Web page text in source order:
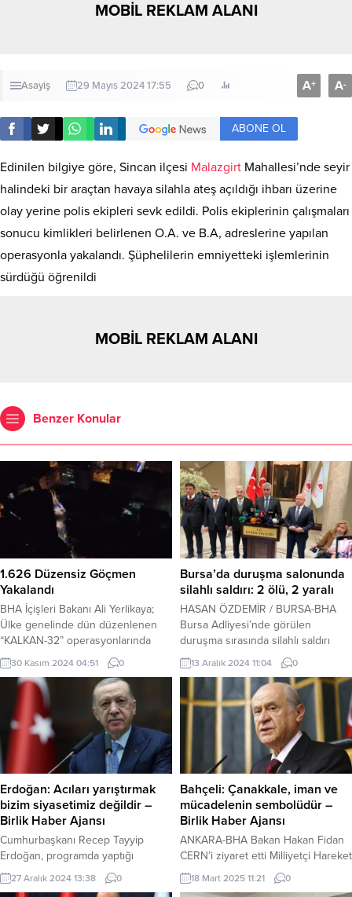
MOBİL REKLAM ALANI
Asayiş 29 Mayıs 2024 17:55 0 A+ A-
ABONE OL
Edinilen bilgiye göre, Sincan ilçesi Malazgirt Mahallesi’nde seyir
halindeki bir araçtan havaya silahla ateş açıldığı ihbarı üzerine
olay yerine polis ekipleri sevk edildi. Polis ekiplerinin çalışmaları
sonucu kimlikleri belirlenen O.A. ve B.A, adreslerine yapılan
operasyonla yakalandı. Şüphelilerin emniyetteki işlemlerinin
sürdüğü öğrenildi
MOBİL REKLAM ALANI
Benzer Konular
1.626 Düzensiz Göçmen
Yakalandı
BHA İçişleri Bakanı Ali Yerlikaya;
Ülke genelinde dün düzenlenen
“KALKAN-32” operasyonlarında
13’ü yabancı uyruklu olmak üzere
toplam: 55 göçmen kaçakçılığı
organizatörü ve 1.626 düzensiz
göçmen yakalandığını açıkladı.
2024 yılının ilk 10 ayında göçmen
kaçakçılığı organizatörlerine
yönelik; 6 bin 339 operasyon
yaptık ve bu operasyonlar sonucu
3 bin 924 göçmen kaçakçılığı...
30 Kasım 2024 04:51 0
Bursa’da duruşma salonunda
silahlı saldırı: 2 ölü, 2 yaralı
HASAN ÖZDEMİR / BURSA-BHA
Bursa Adliyesi’nde görülen
duruşma sırasında silahlı saldırı
sonucu 2 kişi hayatını kaybetti, 2
jandarma yaralandı. Sağlık Bakanı,
olayın ardından basın açıklaması
yaptı. Olay, saat 11.00 sularında
Bursa Adalet Sarayı’nda bulunan 6.
Ağır Ceza Mahkemesi’nde görülen
bir duruşma sırasında meydana
geldi. İddiaya göre, müştekinin
babası, salondaki iki...
13 Aralık 2024 11:04 0
Erdoğan: Acıları yarıştırmak
bizim siyasetimiz değildir –
Birlik Haber Ajansı
Cumhurbaşkanı Recep Tayyip
Erdoğan, programda yaptığı
konuşmasına, salı günü Karesi
ilçesindeki mühimmat üretim
27 Aralık 2024 13:38 0
Bahçeli: Çanakkale, iman ve
mücadelenin sembolüdür –
Birlik Haber Ajansı
ANKARA-BHA Bakan Hakan Fidan
CERN’i ziyaret etti Milliyetçi Hareket
Partisi (MHP) Genel Başkanı Devlet
Bahçeli, 18 Mart Şehitleri Anma
18 Mart 2025 11:21 0